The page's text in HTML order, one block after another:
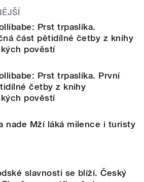
Prst trpaslíka.
část pětidílné četby z knihy
pověstí
Prst trpaslíka. První
četby z knihy
pověstí
nade Mží láká milence i turisty
slavnosti se blíží. Český